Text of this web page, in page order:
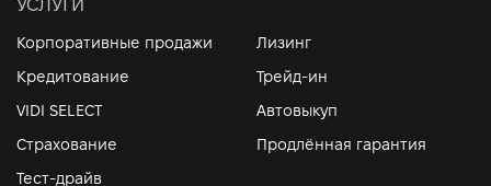
УСЛУГИ
Корпоративные продажи
Лизинг
Кредитование
Трейд-ин
VIDI SELECT
Автовыкуп
Страхование
Продлённая гарантия
Тест-драйв